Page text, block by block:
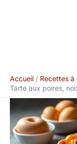
Accueil
Recettes
Tarte aux poires,